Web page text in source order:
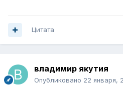
Цитата
владимир якутия
Опубликовано 22 января,